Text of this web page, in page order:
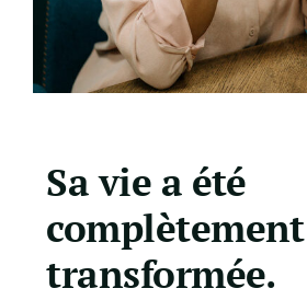
Sa vie a été
complètement
transformée.